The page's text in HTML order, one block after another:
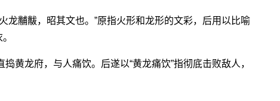
黼黻，昭其文也。”原指火形和龙形的文彩，后用以比喻
龙府，与人痛饮。后遂以“黄龙痛饮”指彻底击败敌人，